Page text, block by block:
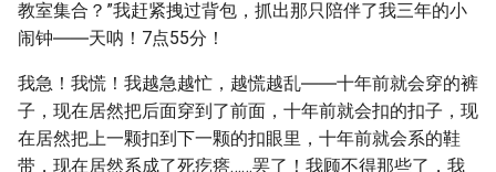
教室集合？”我赶紧拽过背包，抓出那只陪伴了我三年的小
闹钟――天呐！7点55分！
我急！我慌！我越急越忙，越慌越乱――十年前就会穿的裤
子，现在居然把后面穿到了前面，十年前就会扣的扣子，现
在居然把上一颗扣到下一颗的扣眼里，十年前就会系的鞋
带，现在居然系成了死疙瘩……罢了！我顾不得那些了，我